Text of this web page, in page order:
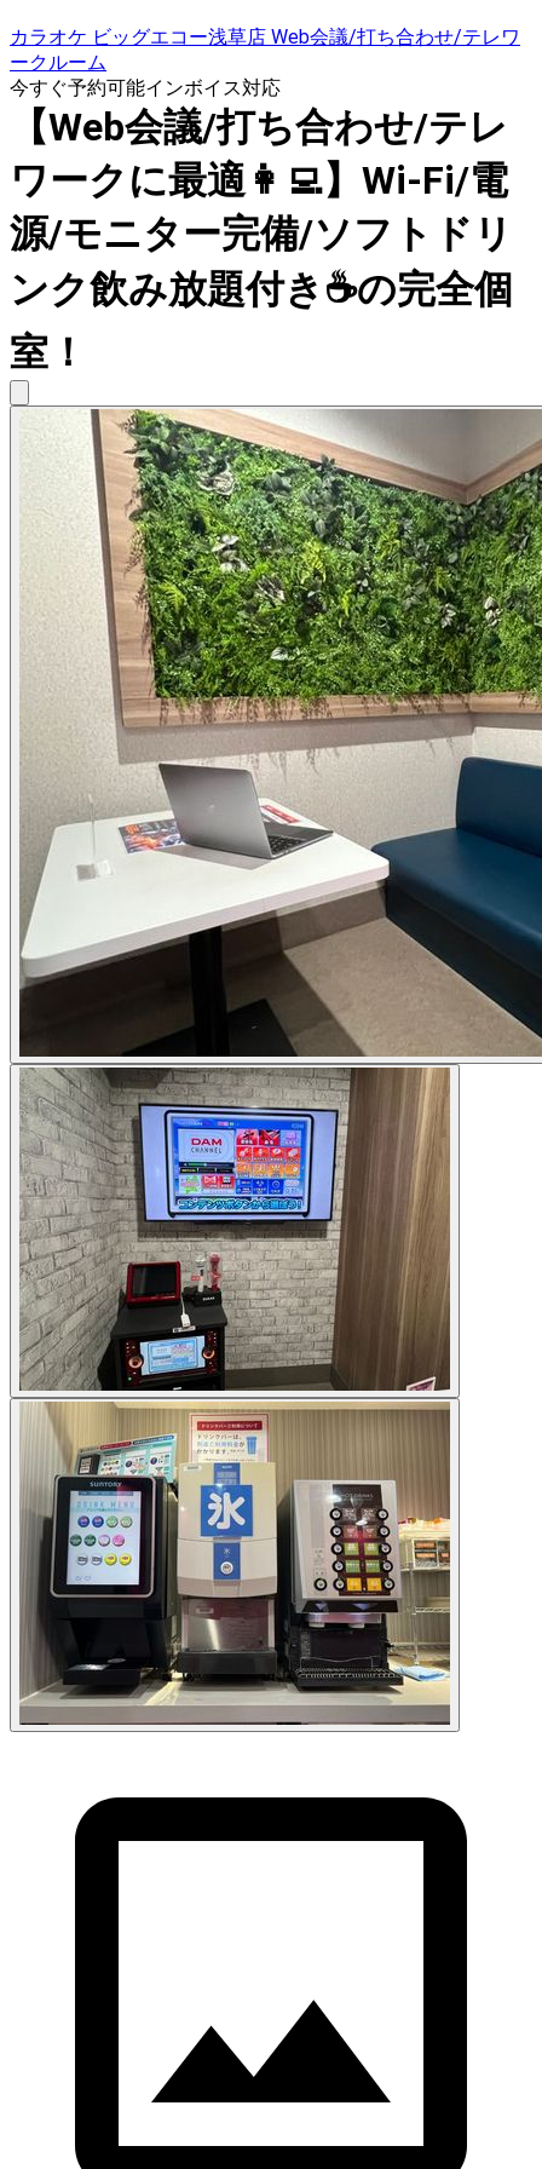
カラオケ ビッグエコー浅草店 Web会議/打ち合わせ/テレワ
ークルーム
今すぐ予約可能インボイス対応
【Web会議/打ち合わせ/テレ
ワークに最適👩‍💻】Wi-Fi/電
源/モニター完備/ソフトドリ
ンク飲み放題付き☕️の完全個
室！